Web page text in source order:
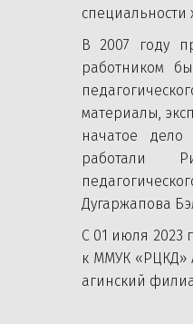
В 2007 году
работником
материалы,
начатое
работали
Дугаржапова
С 01 июля 2023
к ММУК «РЦКД»
агинский